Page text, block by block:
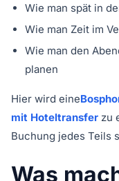
Wie man spät in
Wie man Zeit im
Wie man den
planen
Hier wird eine
mit Hoteltransfer zu
Buchung jedes Teils
Was